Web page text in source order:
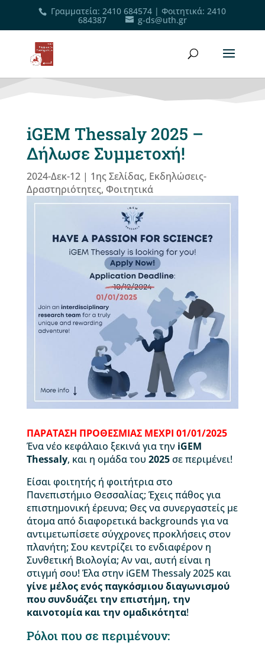
Γραμματεία: 2410 684574 |Φοιτητικά: 2410
684387 g-ds@uth.gr
iGEM Thessaly 2025 –
Δήλωσε Συμμετοχή!
2024-Δεκ-12| 1ης Σελίδας, Εκδηλώσεις-
Δραστηριότητες, Φοιτητικά
ΠΑΡΑΤΑΣΗ ΠΡΟΘΕΣΜΙΑΣ ΜΕΧΡΙ 01/01/2025
Ένα νέο κεφάλαιο ξεκινά για την iGEM
Thessaly, και η ομάδα του 2025σε περιμένει!
Είσαι φοιτητής ή φοιτήτρια στο
Πανεπιστήμιο Θεσσαλίας; Έχεις πάθος για
επιστημονική έρευνα; Θες να συνεργαστείς με
άτομα από διαφορετικά backgrounds για να
αντιμετωπίσετε σύγχρονες προκλήσεις στον
πλανήτη; Σου κεντρίζει το ενδιαφέρον η
Συνθετική Βιολογία; Αν ναι, αυτή είναι η
στιγμή σου! Έλα στην iGEM Thessaly 2025 και
γίνε μέλος ενός παγκόσμιου διαγωνισμού
που συνδυάζει την επιστήμη, την
καινοτομία και την ομαδικότητα!
Ρόλοι που σε περιμένουν: